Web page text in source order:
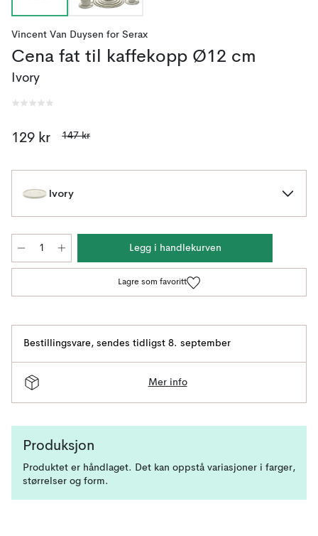
Vincent Van Duysen for Serax
Cena fat til kaffekopp Ø12 cm
Ivory
129 kr 147 kr
Ivory
Legg i handlekurven
Lagre som favoritt
Bestillingsvare, sendes tidligst 8. september
Mer info
Produksjon
Produktet er håndlaget. Det kan oppstå variasjoner i farger,
størrelser og form.